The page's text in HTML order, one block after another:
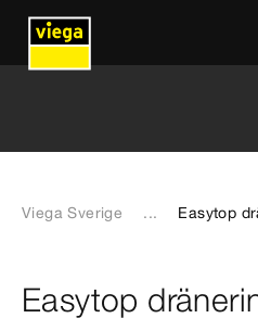
Viega Sverige ... Easytop
Easytop